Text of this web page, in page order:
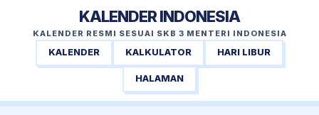
KALENDER INDONESIA
KALENDER RESMI SESUAI SKB 3 MENTERI INDONESIA
KALENDER KALKULATOR HARI LIBUR
HALAMAN